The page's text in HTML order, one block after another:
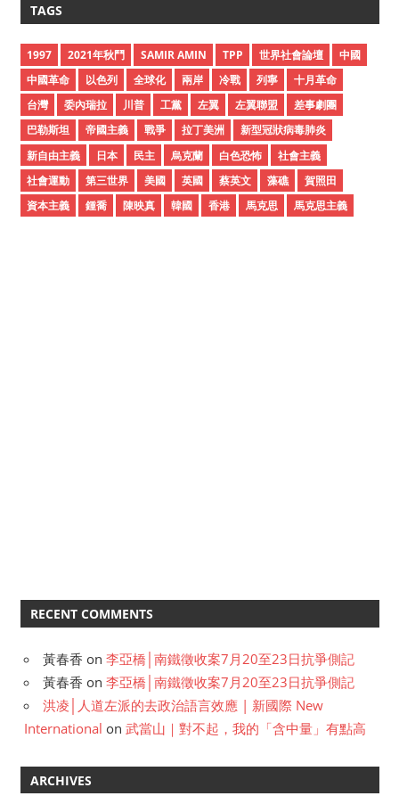
h
v
e
s
TAGS
1997 2021年秋鬥 SAMIR AMIN TPP 世界社會論壇
中國
中國革命
以色列 全球化 兩岸 冷戰 列寧
十月革命
台灣
委內瑞拉 川普 工黨 左翼 左翼聯盟
差事劇團
巴勒斯坦
帝國主義 戰爭 拉丁美洲
新型冠狀病毒肺炎
新自由主義
日本 民主 烏克蘭 白色恐怖
社會主義
社會運動
第三世界 美國 英國 蔡英文 藻礁
賀照田
資本主義
鍾喬 陳映真 韓國 香港 馬克思 馬克思主義
RECENT COMMENTS
黃春香 on 李亞橋│南鐵徵收案7月20至23日抗爭側記
黃春香 on 李亞橋│南鐵徵收案7月20至23日抗爭側記
洪凌│人道左派的去政治語言效應 | 新國際 New
International on 武當山｜對不起，我的「含中量」有點高
ARCHIVES